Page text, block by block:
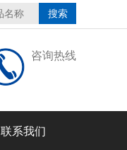
咨询热线
联系我们